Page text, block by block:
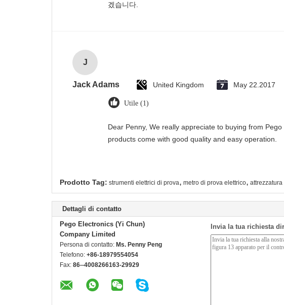
겠습니다.
J
Jack Adams United Kingdom May 22.2017
Utile (1)
Dear Penny, We really appreciate to buying from
products come with good quality and easy operation.
Prodotto Tag: strumenti elettrici di prova, metro di prova elettrico,
Dettagli di contatto
Pego Electronics (Yi Chun)
Company Limited
Persona di contatto: Ms. Penny Peng
Telefono: +86-18979554054
Fax: 86--4008266163-29929
Invia la tua richiesta